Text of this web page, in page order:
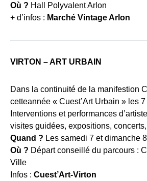
Où ? Hall Polyvalent Arlon
+ d’infos : Marché Vintage Arlon
VIRTON – ART URBAIN
Dans la continuité de la manifestion
cetteannée « Cuest’Art Urbain » les
Interventions et performances
visites guidées, expositions,
Quand ? Les samedi 7 et dimanche
Où ? Départ conseillé du parcours :
Ville
Infos : Cuest’Art-Virton